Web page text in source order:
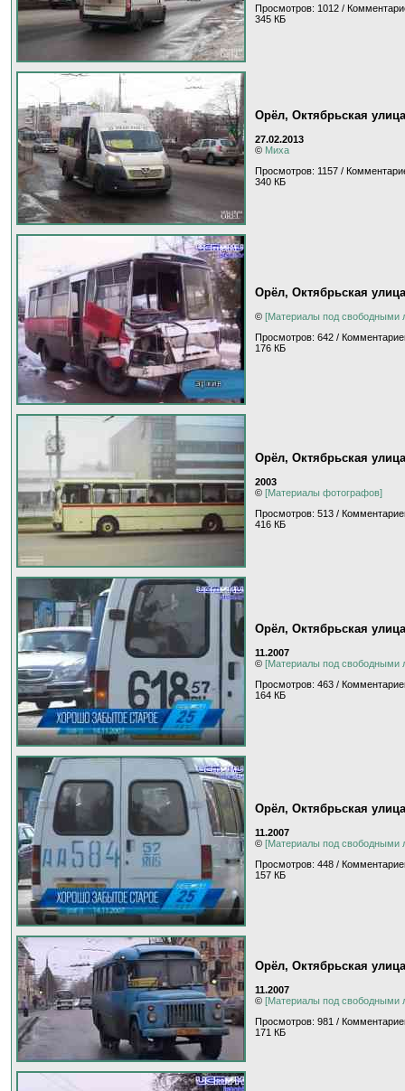
Просмотров: 1012 /
345 КБ
Орёл, Октябрьская улица
27.02.2013
© Миха
Просмотров: 1157 /
340 КБ
Орёл, Октябрьская улица
© [Материалы под свободными
Просмотров: 642 /
176 КБ
Орёл, Октябрьская улица
2003
© [Материалы фотографов]
Просмотров: 513 /
416 КБ
Орёл, Октябрьская улица
11.2007
© [Материалы под свободными
Просмотров: 463 /
164 КБ
Орёл, Октябрьская улица
11.2007
© [Материалы под свободными
Просмотров: 448 /
157 КБ
Орёл, Октябрьская улица
11.2007
© [Материалы под свободными
Просмотров: 981 /
171 КБ